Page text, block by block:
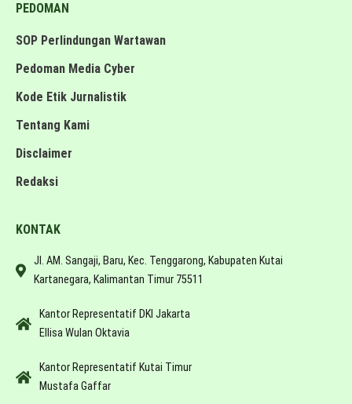
PEDOMAN
SOP Perlindungan Wartawan
Pedoman Media Cyber
Kode Etik Jurnalistik
Tentang Kami
Disclaimer
Redaksi
KONTAK
Jl. AM. Sangaji, Baru, Kec. Tenggarong, Kabupaten Kutai
Kartanegara, Kalimantan Timur 75511
Kantor Representatif DKI Jakarta
Ellisa Wulan Oktavia
Kantor Representatif Kutai Timur
Mustafa Gaffar